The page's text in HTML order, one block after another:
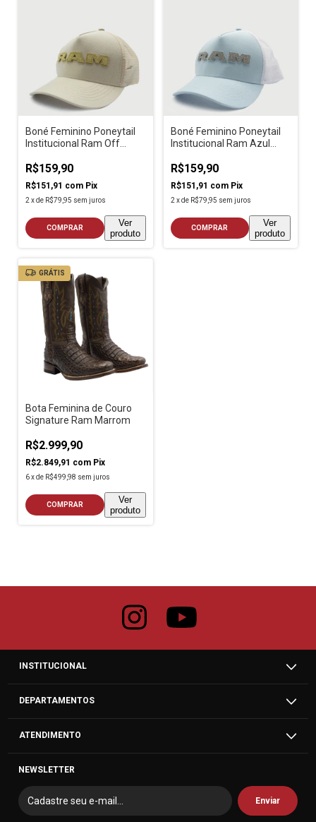
Boné Feminino Poneytail
Institucional Ram Off
R$159,90
R$151,91 com Pix
2 xde R$79,95 sem juros
COMPRAR
Ver
produto
Boné Feminino Poneytail
Institucional Ram Azul
R$159,90
R$151,91 com Pix
2 xde R$79,95 sem juros
COMPRAR
Ver
produto
GRÁTIS
Bota Feminina de Couro
Signature Ram Marrom
R$2.999,90
R$2.849,91 com Pix
6 xde R$499,98 sem juros
COMPRAR
Ver
produto
INSTITUCIONAL
DEPARTAMENTOS
ATENDIMENTO
NEWSLETTER